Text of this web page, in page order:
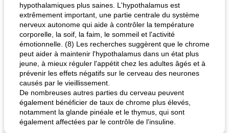
hypothalamiques plus saines. L'hypothalamus est
extrêmement important, une partie centrale du système
nerveux autonome qui aide à contrôler la température
corporelle, la soif, la faim, le sommeil et l'activité
émotionnelle. (8) Les recherches suggèrent que le chrome
peut aider à maintenir l'hypothalamus dans un état plus
jeune, à mieux réguler l'appétit chez les adultes âgés et à
prévenir les effets négatifs sur le cerveau des neurones
causés par le vieillissement.
De nombreuses autres parties du cerveau peuvent
également bénéficier de taux de chrome plus élevés,
notamment la glande pinéale et le thymus, qui sont
également affectées par le contrôle de l'insuline.